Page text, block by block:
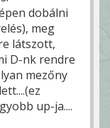
dobálni
meg
látszott,
D-nk rendre
mezőny
up-ja....